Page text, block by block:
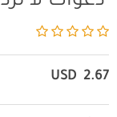
2.67
USD